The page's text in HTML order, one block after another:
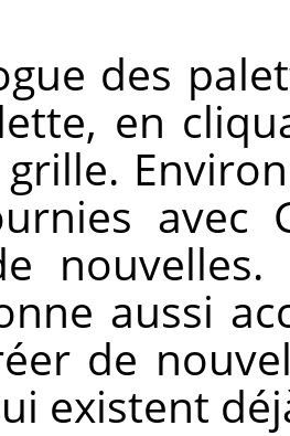
des
en
avec
aussi
de
existent